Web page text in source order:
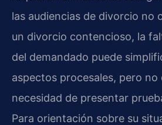
las audiencias de divorcio no
un divorcio contencioso, la
del demandado puede
aspectos procesales, pero no
necesidad de presentar
Para orientación sobre su